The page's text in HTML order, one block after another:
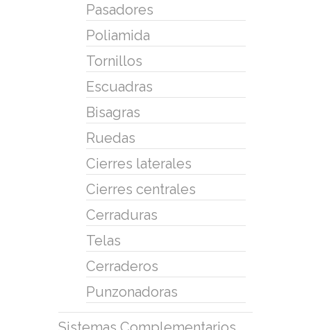
Pasadores
Poliamida
Tornillos
Escuadras
Bisagras
Ruedas
Cierres laterales
Cierres centrales
Cerraduras
Telas
Cerraderos
Punzonadoras